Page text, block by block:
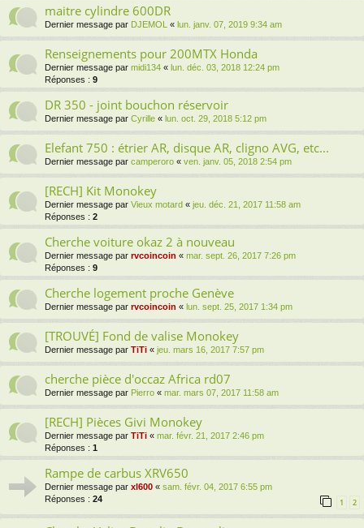
maitre cylindre 600DR
Dernier message par DJEMOL « lun. janv. 07, 2019 9:34 am
Renseignements pour 200MTX Honda
Dernier message par midi134 « lun. déc. 03, 2018 12:24 pm
Réponses : 9
DR 350 - joint bouchon réservoir
Dernier message par Cyrille « lun. oct. 29, 2018 5:12 pm
Elefant 750 : étrier AR, disque AR, cligno AVG, etc...
Dernier message par camperoro « ven. janv. 05, 2018 2:54 pm
[RECH] Kit Monokey
Dernier message par Vieux motard « jeu. déc. 21, 2017 11:58 am
Réponses : 2
Cherche voiture okaz 2 à nouveau
Dernier message par rvcoincoin « mar. sept. 26, 2017 7:26 pm
Réponses : 9
Cherche logement proche Genève
Dernier message par rvcoincoin « lun. sept. 25, 2017 1:34 pm
[TROUVÉ] Fond de valise Monokey
Dernier message par TiTi « jeu. mars 16, 2017 7:57 pm
cherche pièce d'occaz Africa rd07
Dernier message par Pierro « mar. mars 07, 2017 11:58 am
[RECH] Pièces Givi Monokey
Dernier message par TiTi « mar. févr. 21, 2017 2:46 pm
Réponses : 1
Rampe de carbus XRV650
Dernier message par xl600 « sam. févr. 04, 2017 6:55 pm
Réponses : 24 1 2